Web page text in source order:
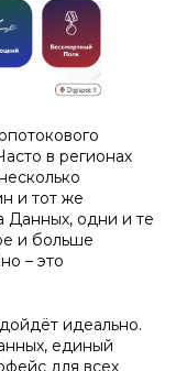
в регионах
и тот же
Данных, одни и те
и больше
– это
идеально.
единый
для всех